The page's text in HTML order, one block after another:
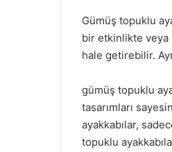
Gümüş topuklu
bir etkinlikte veya
hale getirebilir.
gümüş topuklu
tasarımları
ayakkabılar,
topuklu